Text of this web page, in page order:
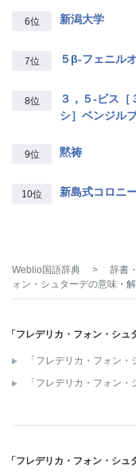
6位 新潟大学
7位 ５β‐フェニル
8位
３，５‐ビス
シ］ベンジル
9位 黙祷
10位 新島式コロニ
Weblio国語辞典 > 辞書
ォン・シュターデの意味・
「フレデリカ・フォン・シ
「フレデリカ・フォン
「フレデリカ・フォン
「フレデリカ・フォン・シ